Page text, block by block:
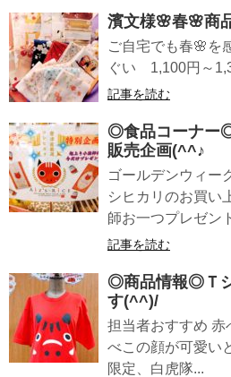
濱文様🌸春🌸商
ご自宅でも春🌸を
ぐい 1,100円
記事を読む
◎食品コーナー
販売企画(^^♪
ゴールデンウィー
シヒカリのお買い
師お一つプレゼン
記事を読む
◎商品情報◎Ｔ
す(^^)/
担当者おすすめ 赤
べこの顔が可愛い
限定、白虎隊...